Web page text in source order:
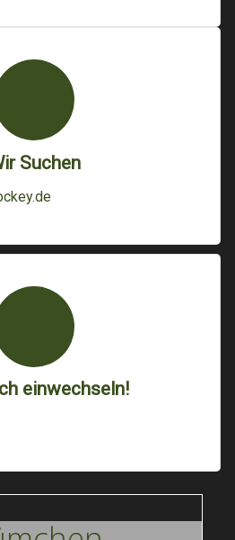
Suchen
einwechseln!